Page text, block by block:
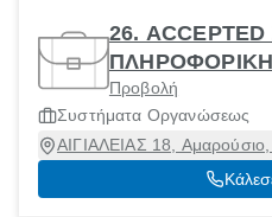
26.
Προβολή
Συστήματα Οργανώσεως
ΑΙΓΙΑΛΕΙΑΣ 18, Αμαρούσιο,